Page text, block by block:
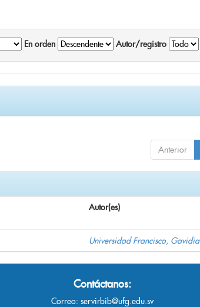
En orden Autor/registro
Anterior
Autor(es)
Universidad Francisco, Gavidia
Contáctanos:
Correo: servirbib@ufg.edu.sv